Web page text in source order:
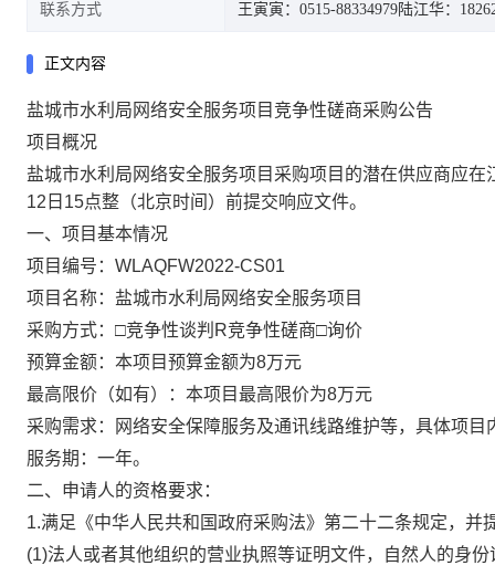
联系方式 王寅寅：0515-88334979陆江华：
正文内容
盐城市水利局网络安全服务项目竞争性磋商采购公告
项目概况
盐城市水利局网络安全服务项目采购项目的潜在供应商应
12日15点整（北京时间）前提交响应文件。
一、项目基本情况
项目编号：WLAQFW2022-CS01
项目名称：盐城市水利局网络安全服务项目
采购方式：□竞争性谈判 R竞争性磋商□询价
预算金额：本项目预算金额为8万元
最高限价（如有）：本项目最高限价为8万元
采购需求：网络安全保障服务及通讯线路维护等，具体项目
服务期：一年。
二、申请人的资格要求：
1.满足《中华人民共和国政府采购法》第二十二条规定，并
(1)法人或者其他组织的营业执照等证明文件，自然人的身份